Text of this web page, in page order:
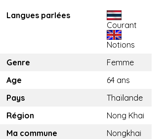
Langues parlées
Courant
Notions
Genre
Femme
Age
64 ans
Pays
Thaïlande
Région
Nong Khai
Ma commune
Nongkhai